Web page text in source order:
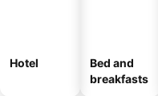
Hotel
Bed and
breakfasts